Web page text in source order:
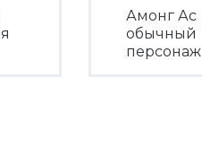
Амонг Ас
обычный
персонаж